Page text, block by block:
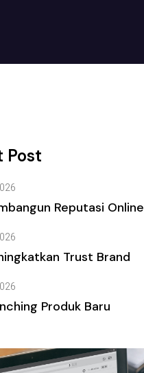
Post
Reputasi Online
Trust Brand
Produk Baru